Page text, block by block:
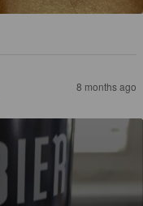
8 months ago